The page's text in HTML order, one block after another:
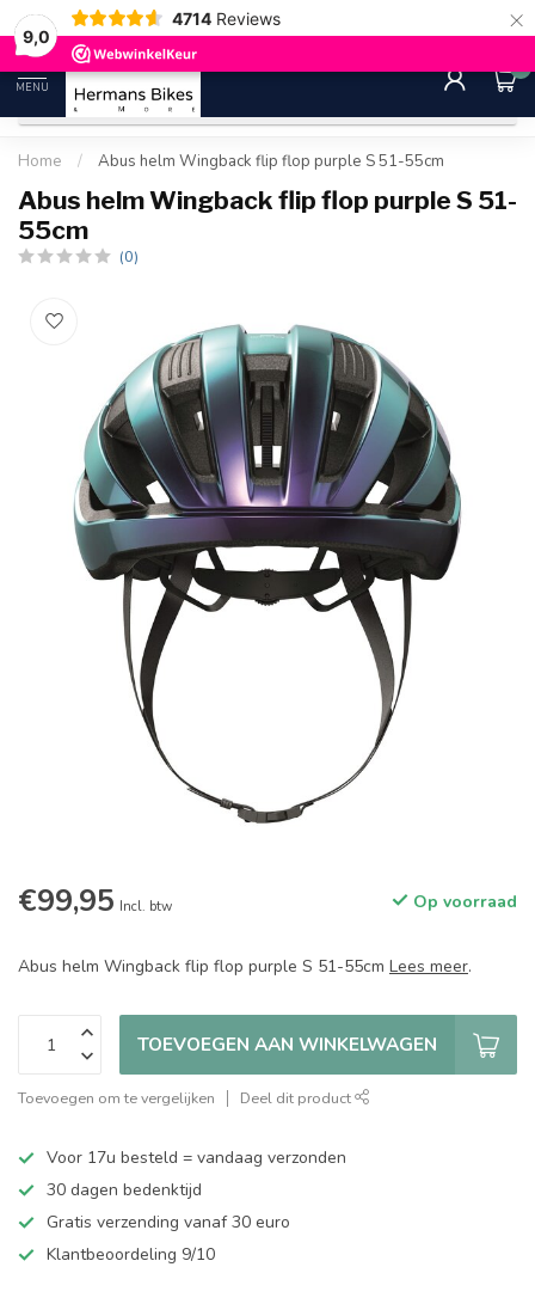
9,0
4714 Reviews ×
30 dagen bedenktijd Gratis
MENU
0
Home / Abus helm Wingback flip flop purple S 51-55cm
Abus helm Wingback flip flop purple S 51-
55cm
(0)
€99,95 Incl. btw Op voorraad
Abus helm Wingback flip flop purple S 51-55cm Lees meer.
TOEVOEGEN AAN WINKELWAGEN
Toevoegen om te vergelijken Deel dit product
Voor 17u besteld = vandaag verzonden
30 dagen bedenktijd
Gratis verzending vanaf 30 euro
Klantbeoordeling 9/10